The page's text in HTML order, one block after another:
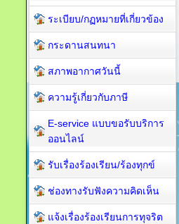
ระเบียบ/กฏหมายที่เกี่ยวข้อง
กระดานสนทนา
สภาพอากาศวันนี้
ความรู้เกี่ยวกับภาษี
E-service แบบขอรับบริการ
ออนไลน์
รับเรื่องร้องเรียน/ร้องทุกข์
ช่องทางรับฟังความคิดเห็น
แจ้งเรื่องร้องเรียนการทุจริต